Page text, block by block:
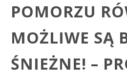
POMORZU
MOŻLIWE SĄ
ŚNIEŻNE! –